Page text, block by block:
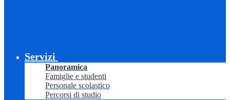
Servizi
Panoramica
Famiglie e studenti
Personale scolastico
Percorsi di studio